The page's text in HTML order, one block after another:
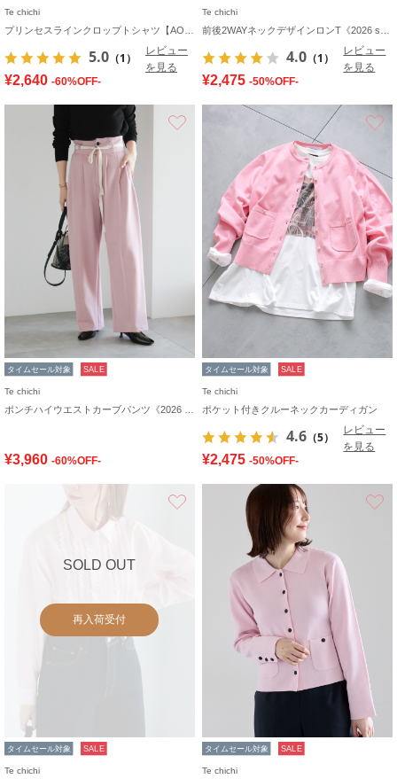
Te chichi
5.0 （1）
レビュー
を見る
¥2,640 -60%OFF-
Te chichi
4.0 （1）
レビュー
を見る
¥2,475 -50%OFF-
タイムセール対象 SALE
Te chichi
¥3,960 -60%OFF-
タイムセール対象 SALE
Te chichi
ポケット付きクルーネックカーディガン
4.6 （5）
レビュー
を見る
¥2,475 -50%OFF-
SOLD OUT
再入荷受付
タイムセール対象 SALE
Te chichi
タイムセール対象 SALE
Te chichi